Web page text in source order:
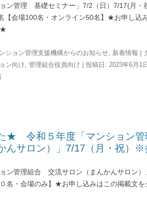
ン管理 基礎セミナー」7/2（日）7/17(月
会場100名・オンライン50名】★お申し込
★
ション管理支援機構からのお知らせ 新着情報 |
ン向け 管理組合役員向け | 投稿日: 2023年6月1
★ 令和５年度「マンション
んサロン）」7/17（月・祝）※
ン管理組合 交流サロン（まんかんサロン
名・会場のみ】★お申し込みはこの掲載文を